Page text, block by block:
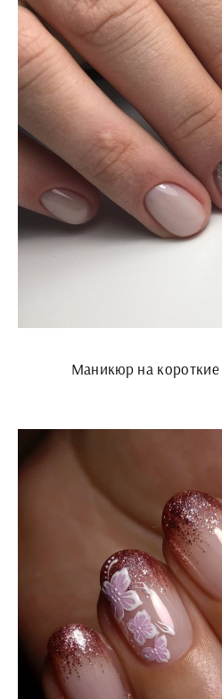
Маникюр на короткие